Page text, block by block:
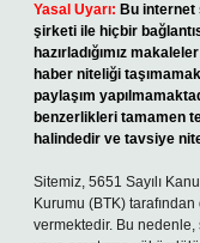
Yasal Uyarı: Bu internet
şirketi ile hiçbir
hazırladığımız
haber niteliği
paylaşım
benzerlikleri tamamen
halindedir ve tavsiye
Sitemiz, 5651 Sayılı
Kurumu (BTK)
vermektedir. Bu